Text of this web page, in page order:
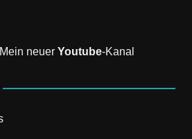
Mein neuer Youtube-Kanal